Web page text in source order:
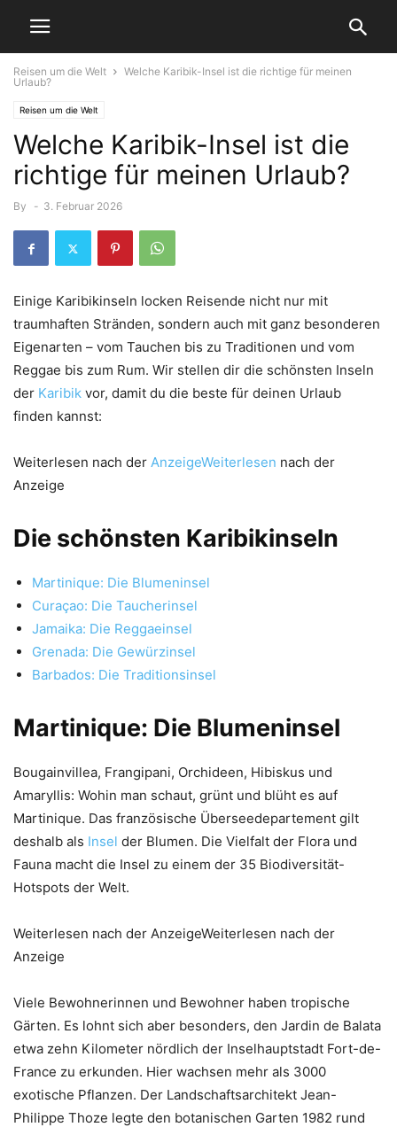
Reisen um die Welt
Welche Karibik-Insel ist die richtige für meinen
Urlaub?
Reisen um die Welt
Welche Karibik-Insel ist die
richtige für meinen Urlaub?
By - 3. Februar 2026
Einige Karibikinseln locken Reisende nicht nur mit
traumhaften Stränden, sondern auch mit ganz besonderen
Eigenarten – vom Tauchen bis zu Traditionen und vom
Reggae bis zum Rum. Wir stellen dir die schönsten Inseln
der Karibik vor, damit du die beste für deinen Urlaub
finden kannst:
Weiterlesen nach der AnzeigeWeiterlesen nach der
Anzeige
Die schönsten Karibikinseln
Martinique: Die Blumeninsel
Curaçao: Die Taucherinsel
Jamaika: Die Reggaeinsel
Grenada: Die Gewürzinsel
Barbados: Die Traditionsinsel
Martinique: Die Blumeninsel
Bougainvillea, Frangipani, Orchideen, Hibiskus und
Amaryllis: Wohin man schaut, grünt und blüht es auf
Martinique. Das französische Überseedepartement gilt
deshalb als Insel der Blumen. Die Vielfalt der Flora und
Fauna macht die Insel zu einem der 35 Biodiversität-
Hotspots der Welt.
Weiterlesen nach der AnzeigeWeiterlesen nach der
Anzeige
Viele Bewohnerinnen und Bewohner haben tropische
Gärten. Es lohnt sich aber besonders, den Jardin de Balata
etwa zehn Kilometer nördlich der Inselhauptstadt Fort-de-
France zu erkunden. Hier wachsen mehr als 3000
exotische Pflanzen. Der Landschaftsarchitekt Jean-
Philippe Thoze legte den botanischen Garten 1982 rund